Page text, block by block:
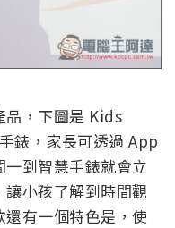
品，下圖是 Kids
錶，家長可透過 App
到智慧手錶就會立
小孩了解到時間觀
有一個特色是，使